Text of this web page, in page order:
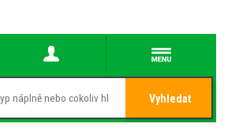
Vyhledat